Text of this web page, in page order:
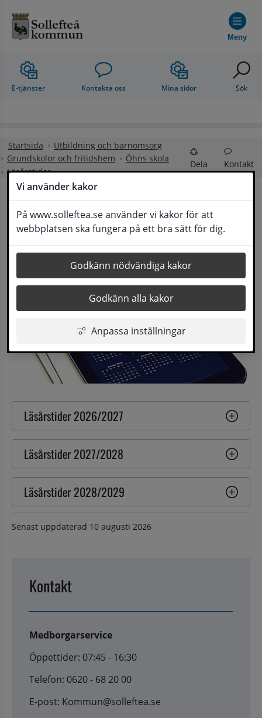
Vi använder kakor
På www.solleftea.se använder vi kakor för att
webbplatsen ska fungera på ett bra sätt för dig.
Godkänn nödvändiga kakor
Godkänn alla kakor
Anpassa inställningar
Meny
E-tjänster Kontakta oss Mina sidor Sök
Startsida
Utbildning och barnomsorg
Grundskolor och fritidshem
Öhns skola
Läsårstider
Dela Kontakt
Läsårstider
Läsårstider 2026/2027
Läsårstider 2027/2028
Läsårstider 2028/2029
Senast uppdaterad 10 augusti 2026
Kontakt
Medborgarservice
Öppettider: 07:45 - 16:30
Telefon: 0620 - 68 20 00
E-post: Kommun@solleftea.se